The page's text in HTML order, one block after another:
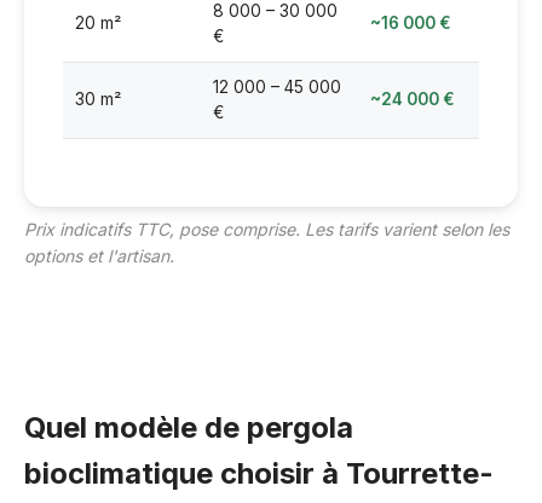
20 m²
8 000 – 30 000
€
~16 000 €
30 m²
12 000 – 45 000
€
~24 000 €
Prix indicatifs TTC, pose comprise. Les tarifs varient selon les
options et l'artisan.
Quel modèle de pergola
bioclimatique choisir à Tourrette-